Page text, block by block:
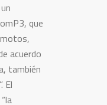
que
acuerdo
también
El